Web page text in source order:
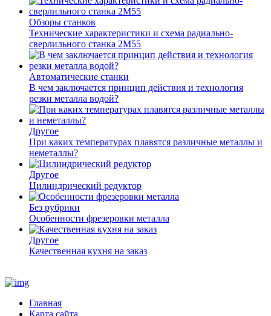
Обзоры станков
Технические характеристики и схема радиально-
сверлильного станка 2М55
Автоматические станки
В чем заключается принцип действия и технология
резки металла водой?
Другое
При каких температурах плавятся различные металлы и
неметаллы?
Другое
Цилиндрический редуктор
Без рубрики
Особенности фрезеровки металла
Другое
Качественная кухня на заказ
Главная